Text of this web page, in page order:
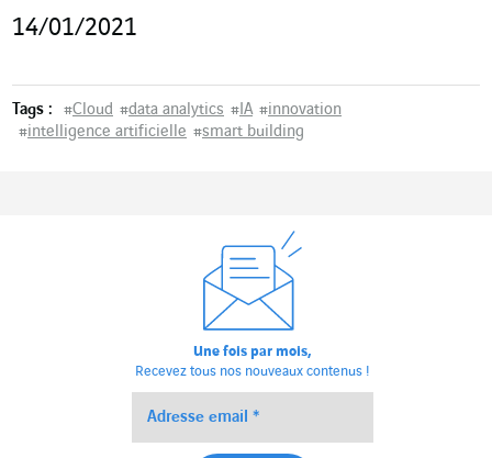
14/01/2021
Tags : #Cloud #data analytics #IA #innovation
#intelligence artificielle #smart building
Une fois par mois,
Recevez tous nos nouveaux contenus !